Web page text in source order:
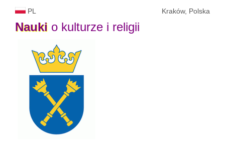
PL Kraków, Polska
Nauki o kulturze i religii